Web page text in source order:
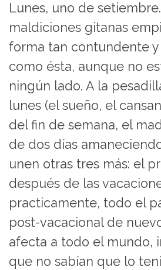
Lunes, uno de
maldiciones gitanas
forma tan contundente
como ésta, aunque no
ningún lado. A la
lunes (el sueño, el
del fin de semana, el
de dos días
unen otras tres más: el
después de las
practicamente, todo el
post-vacacional de
afecta a todo el mundo,
que no sabían que lo